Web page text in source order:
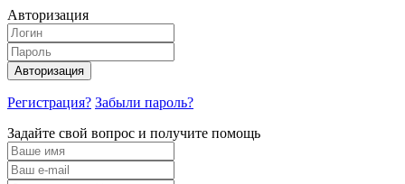
Авторизация
Авторизация
Регистрация? Забыли пароль?
Задайте свой вопрос и получите помощь